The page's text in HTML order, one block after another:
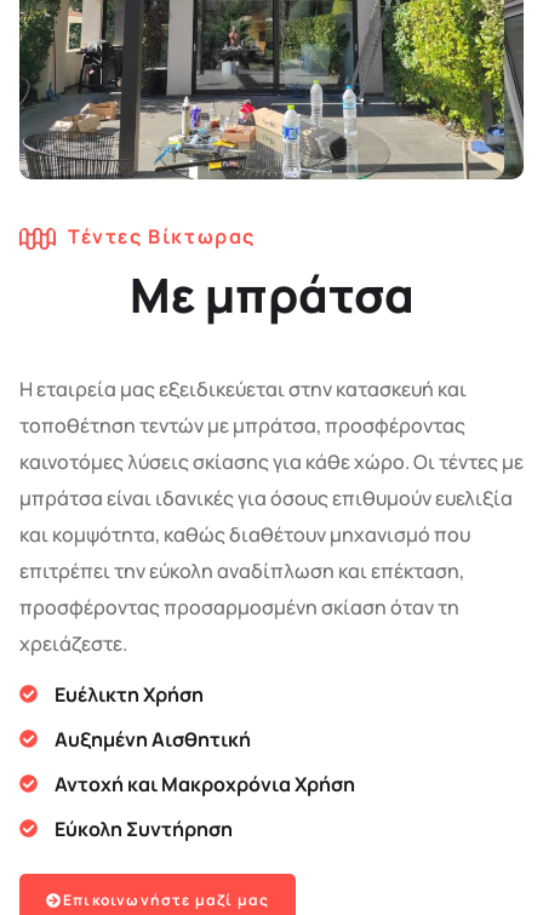
Τέντες Βίκτωρας
Με μπράτσα
Η εταιρεία μας εξειδικεύεται στην κατασκευή και
τοποθέτηση τεντών με μπράτσα, προσφέροντας
καινοτόμες λύσεις σκίασης για κάθε χώρο. Οι τέντες με
μπράτσα είναι ιδανικές για όσους επιθυμούν ευελιξία
και κομψότητα, καθώς διαθέτουν μηχανισμό που
επιτρέπει την εύκολη αναδίπλωση και επέκταση,
προσφέροντας προσαρμοσμένη σκίαση όταν τη
χρειάζεστε.
Ευέλικτη Χρήση
Αυξημένη Αισθητική
Αντοχή και Μακροχρόνια Χρήση
Εύκολη Συντήρηση
Επικοινωνήστε μαζί μας